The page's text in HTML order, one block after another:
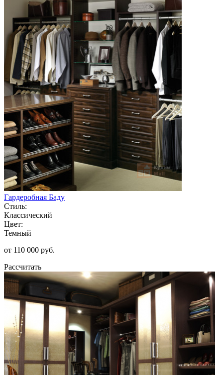
Гардеробная Баду
Стиль:
Классический
Цвет:
Темный
от 110 000 руб.
Рассчитать